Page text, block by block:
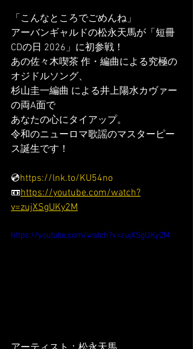
「こんなところでごめんね」
アーバンギャルドの松永天馬が「短冊
CDの日 2026」に初参戦！
あの佐々木喫茶 作・編曲による究極の
オジドルソング、
杉山圭一編曲 による井上陽水カヴァー
の両A面で
あなたの心にタイアップ。
令和のニューロマ歌謡のマスターピー
ス誕生です！
💿https://lnk.to/KU54no
📼https://youtube.com/watch?
v=zujXSgUKy2M
https://youtube.com/watch?v=zujXSgUKy2M